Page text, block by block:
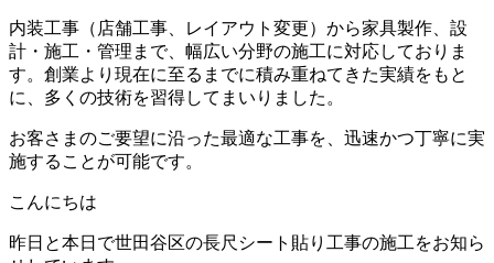
内装工事（店舗工事、レイアウト変更）から家具製作、設
計・施工・管理まで、幅広い分野の施工に対応しておりま
す。創業より現在に至るまでに積み重ねてきた実績をもと
に、多くの技術を習得してまいりました。
お客さまのご要望に沿った最適な工事を、迅速かつ丁寧に実
施することが可能です。
こんにちは
昨日と本日で世田谷区の長尺シート貼り工事の施工をお知ら